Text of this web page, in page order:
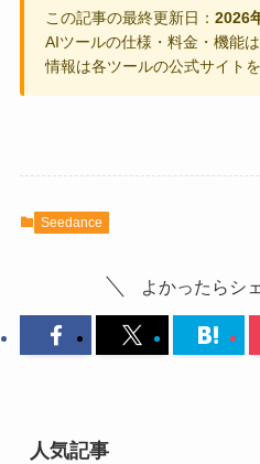
この記事の最終更新日：2026
AIツールの仕様・料金・機能
情報は各ツールの公式サイト
Seedance
よかったらシ
人気記事